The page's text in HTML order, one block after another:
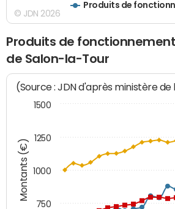
Produits de
© JDN 2026
Produits de
de Salon-la-Tour
Montants (€)
(Source : JDN d'après ministère de
750
1000
1250
1500